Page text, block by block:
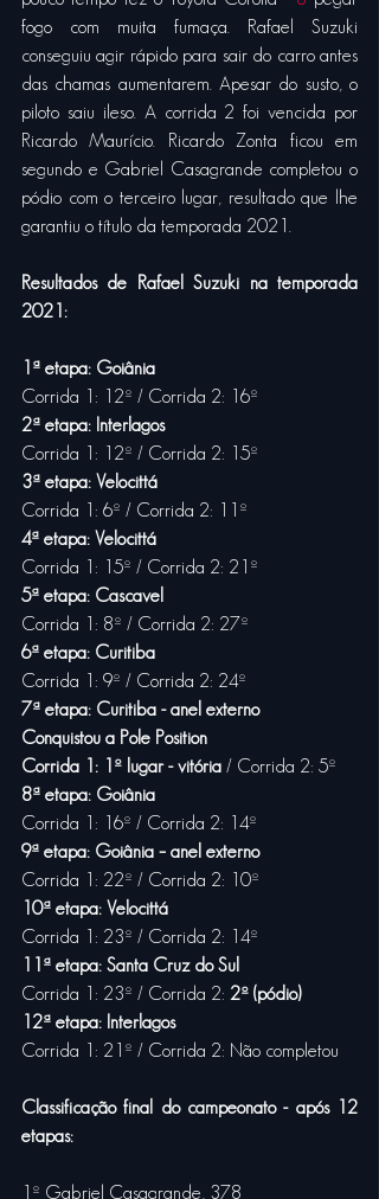
fogo com muita fumaça. Rafael Suzuki
conseguiu agir rápido para sair do carro antes
das chamas aumentarem. Apesar do susto, o
piloto saiu ileso. A corrida 2 foi vencida por
Ricardo Maurício. Ricardo Zonta ficou em
segundo e Gabriel Casagrande completou o
pódio com o terceiro lugar, resultado que lhe
garantiu o título da temporada 2021.
Resultados de Rafael Suzuki na temporada
2021:
1ª etapa: Goiânia
Corrida 1: 12º / Corrida 2: 16º
2ª etapa: Interlagos
Corrida 1: 12º / Corrida 2: 15º
3ª etapa: Velocittá
Corrida 1: 6º / Corrida 2: 11º
4ª etapa: Velocittá
Corrida 1: 15º / Corrida 2: 21º
5ª etapa: Cascavel
Corrida 1: 8º / Corrida 2: 27º
6ª etapa: Curitiba
Corrida 1: 9º / Corrida 2: 24º
7ª etapa: Curitiba - anel externo
Conquistou a Pole Position
Corrida 1: 1º lugar - vitória / Corrida 2: 5º
8ª etapa: Goiânia
Corrida 1: 16º / Corrida 2: 14º
9ª etapa: Goiânia – anel externo
Corrida 1: 22º / Corrida 2: 10º
10ª etapa: Velocittá
Corrida 1: 23º / Corrida 2: 14º
11ª etapa: Santa Cruz do Sul
Corrida 1: 23º / Corrida 2: 2º (pódio)
12ª etapa: Interlagos
Corrida 1: 21º / Corrida 2: Não completou
Classificação final do campeonato - após 12
etapas:
1º Gabriel Casagrande, 378